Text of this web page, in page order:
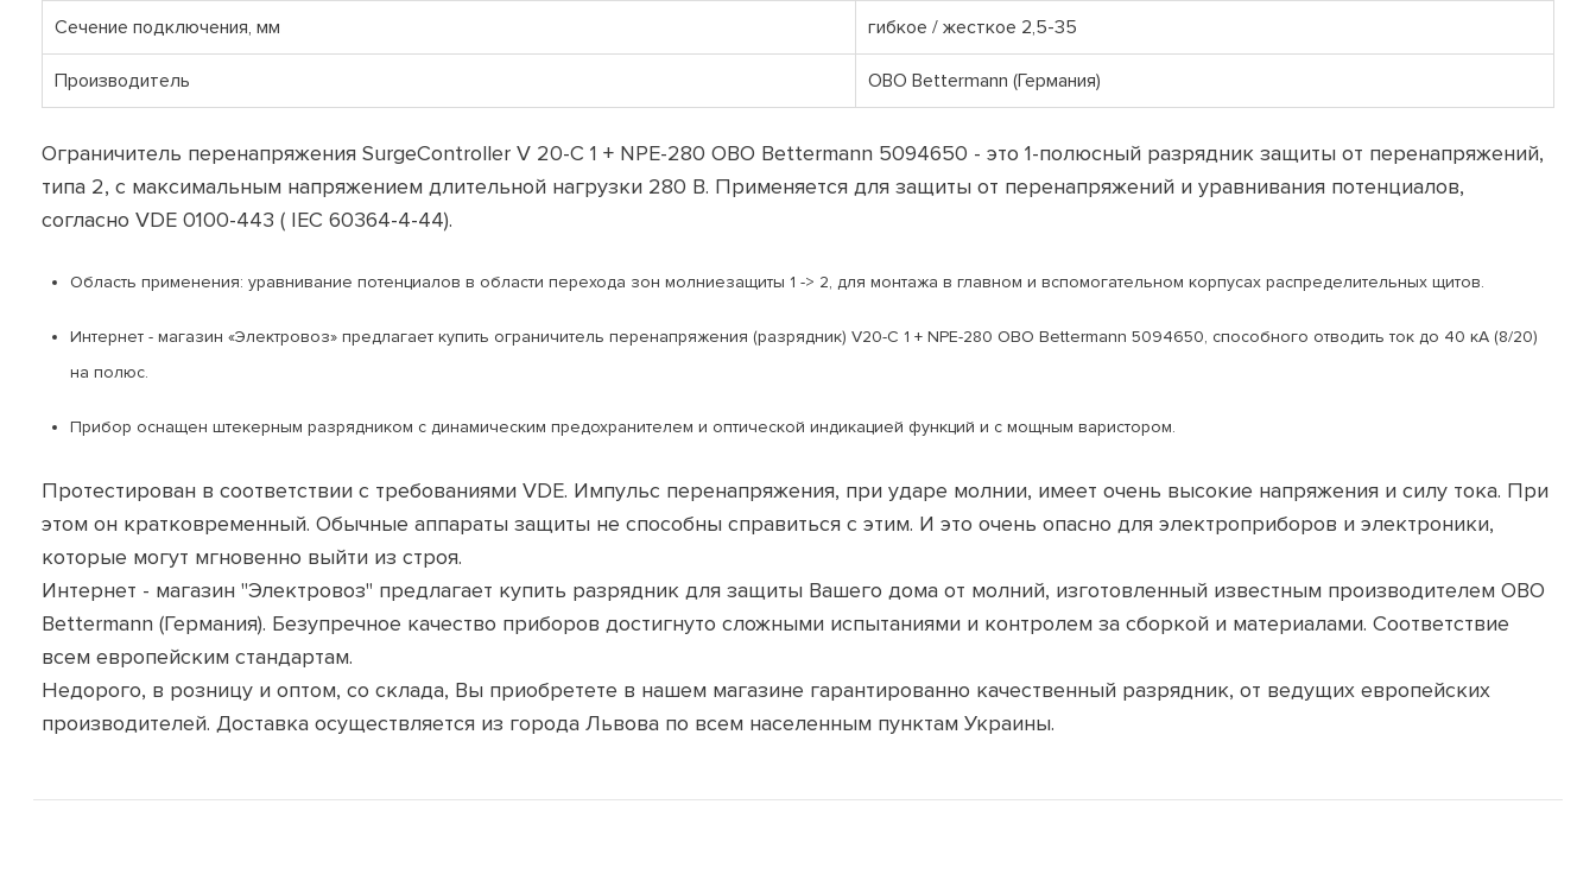
Сечение подключения, мм гибкое / жесткое 2,5-35
Производитель OBO Bettermann (Германия)
Ограничитель перенапряжения SurgeController V 20-C 1 + NPE-280 OBO Bettermann 5094650 - это 1-полюсный разрядник защиты от перенапряжений,
типа 2, с максимальным напряжением длительной нагрузки 280 В. Применяется для защиты от перенапряжений и уравнивания потенциалов,
согласно VDE 0100-443 ( IEC 60364-4-44).
Область применения: уравнивание потенциалов в области перехода зон молниезащиты 1 -> 2, для монтажа в главном и вспомогательном корпусах распределительных щитов.
Интернет - магазин «Электровоз» предлагает купить ограничитель перенапряжения (разрядник) V20-C 1 + NPE-280 OBO Bettermann 5094650, способного отводить ток до 40 кА (8/20)
на полюс.
Прибор оснащен штекерным разрядником с динамическим предохранителем и оптической индикацией функций и с мощным варистором.
Протестирован в соответствии с требованиями VDE. Импульс перенапряжения, при ударе молнии, имеет очень высокие напряжения и силу тока. При
этом он кратковременный. Обычные аппараты защиты не способны справиться с этим. И это очень опасно для электроприборов и электроники,
которые могут мгновенно выйти из строя.
Интернет - магазин "Электровоз" предлагает купить разрядник для защиты Вашего дома от молний, изготовленный известным производителем OBO
Bettermann (Германия). Безупречное качество приборов достигнуто сложными испытаниями и контролем за сборкой и материалами. Соответствие
всем европейским стандартам.
Недорого, в розницу и оптом, со склада, Вы приобретете в нашем магазине гарантированно качественный разрядник, от ведущих европейских
производителей. Доставка осуществляется из города Львова по всем населенным пунктам Украины.